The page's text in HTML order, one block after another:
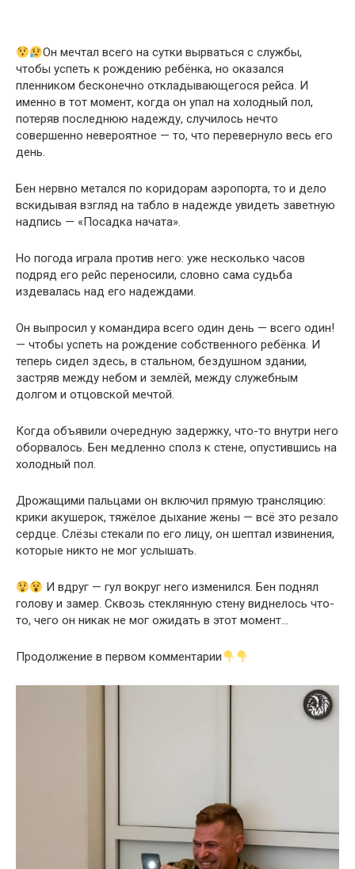
Он мечтал всего на сутки вырваться с службы,
чтобы успеть к рождению ребёнка, но оказался
пленником бесконечно откладывающегося рейса. И
именно в тот момент, когда он упал на холодный пол,
потеряв последнюю надежду, случилось нечто
совершенно невероятное — то, что перевернуло весь его
день.
Бен нервно метался по коридорам аэропорта, то и дело
вскидывая взгляд на табло в надежде увидеть заветную
надпись — «Посадка начата».
Но погода играла против него: уже несколько часов
подряд его рейс переносили, словно сама судьба
издевалась над его надеждами.
Он выпросил у командира всего один день — всего один!
— чтобы успеть на рождение собственного ребёнка. И
теперь сидел здесь, в стальном, бездушном здании,
застряв между небом и землёй, между служебным
долгом и отцовской мечтой.
Когда объявили очередную задержку, что-то внутри него
оборвалось. Бен медленно сполз к стене, опустившись на
холодный пол.
Дрожащими пальцами он включил прямую трансляцию:
крики акушерок, тяжёлое дыхание жены — всё это резало
сердце. Слёзы стекали по его лицу, он шептал извинения,
которые никто не мог услышать.
И вдруг — гул вокруг него изменился. Бен поднял
голову и замер. Сквозь стеклянную стену виднелось что-
то, чего он никак не мог ожидать в этот момент…
Продолжение в первом комментарии